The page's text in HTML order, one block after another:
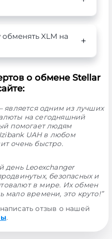
XLM на
о обмене Stellar
является одним из лучших
на сегодняшний
помогает людям
UAH в любом
очень быстро.
день Leoexchanger
безопасных и
в мире. Их обмен
мало времени, это круто!”
отзыв о нашей
.